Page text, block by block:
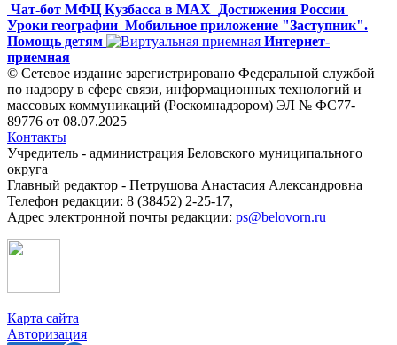
Чат-бот МФЦ Кузбасса в MAX
Достижения России
Уроки географии Мобильное приложение "Заступник".
Помощь детям
Интернет-
приемная
© Сетевое издание зарегистрировано Федеральной службой
по надзору в сфере связи, информационных технологий и
массовых коммуникаций (Роскомнадзором) ЭЛ № ФС77-
89776 от 08.07.2025
Контакты
Учредитель - администрация Беловского муниципального
округа
Главный редактор - Петрушова Анастасия Александровна
Телефон редакции: 8 (38452) 2-25-17,
Адрес электронной почты редакции: ps@belovorn.ru
Карта сайта
Авторизация